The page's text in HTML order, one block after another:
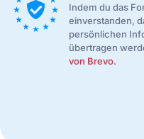
Indem du das
einverstanden,
persönlichen
übertragen
von Brevo.